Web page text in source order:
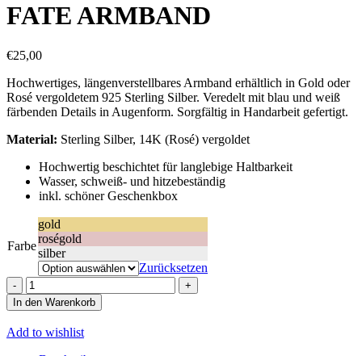
FATE ARMBAND
€25,00
Hochwertiges, längenverstellbares Armband erhältlich in Gold oder
Rosé vergoldetem 925 Sterling Silber. Veredelt mit blau und weiß
färbenden Details in Augenform. Sorgfältig in Handarbeit gefertigt.
Material: Sterling Silber, 14K (Rosé) vergoldet
Hochwertig beschichtet für langlebige Haltbarkeit
Wasser, schweiß- und hitzebeständig
inkl. schöner Geschenkbox
Farbe
gold
roségold
silber
Zurücksetzen
FATE
ARMBAND
Menge
In den Warenkorb
Add to wishlist